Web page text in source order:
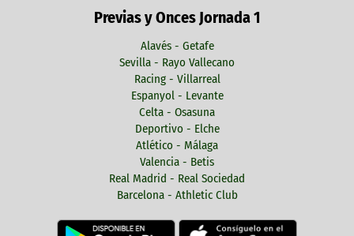
Previas y Onces Jornada 1
Alavés - Getafe
Sevilla - Rayo Vallecano
Racing - Villarreal
Espanyol - Levante
Celta - Osasuna
Deportivo - Elche
Atlético - Málaga
Valencia - Betis
Real Madrid - Real Sociedad
Barcelona - Athletic Club